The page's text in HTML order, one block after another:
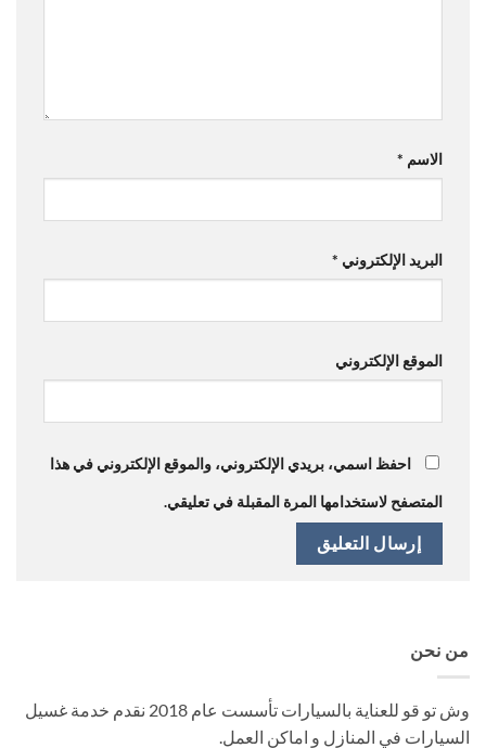
الاسم *
البريد الإلكتروني *
الموقع الإلكتروني
احفظ اسمي، بريدي الإلكتروني، والموقع الإلكتروني في هذا
المتصفح لاستخدامها المرة المقبلة في تعليقي.
من نحن
وش تو قو للعناية بالسيارات تأسست عام 2018 نقدم خدمة غسيل
السيارات في المنازل و اماكن العمل.